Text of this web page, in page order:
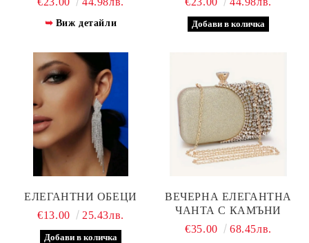
Виж детайли
ЕЛЕГАНТНИ ОБЕЦИ
€13.00
25.43лв.
ВЕЧЕРНА ЕЛЕГАНТНА
ЧАНТА С КАМЪНИ
€35.00
68.45лв.